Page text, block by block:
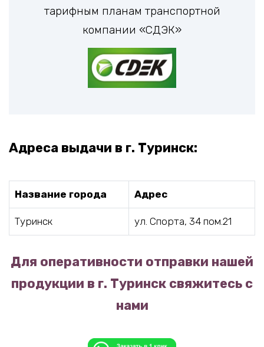
тарифным планам транспортной
компании «СДЭК»
Адреса выдачи в г. Туринск:
Название города Адрес
Туринск ул. Спорта, 34 пом.21
Для оперативности отправки нашей
продукции в г. Туринск свяжитесь с
нами